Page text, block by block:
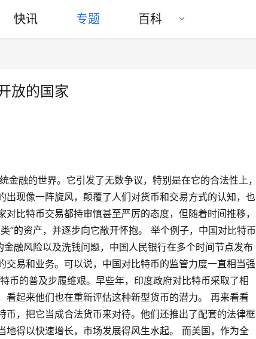
快讯 专题 百科
放的国家
金融的世界。它引发了无数争议，特别是在它的合法性上，
现像一阵旋风，颠覆了人们对货币和交易方式的认知，也
比特币交易都持审慎甚至严厉的态度，但随着时间推移，
”的资产，并逐步向它敞开怀抱。 举个例子，中国对比特币
融风险以及洗钱问题，中国人民银行在多个时间节点发布
易和业务。可以说，中国对比特币的监管力度一直相当强
币的普及步履维艰。早些年，印度政府对比特币采取了相
起来他们也在重新评估这种新型货币的潜力。 再来看看
币，把它当成合法货币来对待。他们还推出了配套的法律框
得以快速增长，市场发展得风生水起。 而美国，作为全